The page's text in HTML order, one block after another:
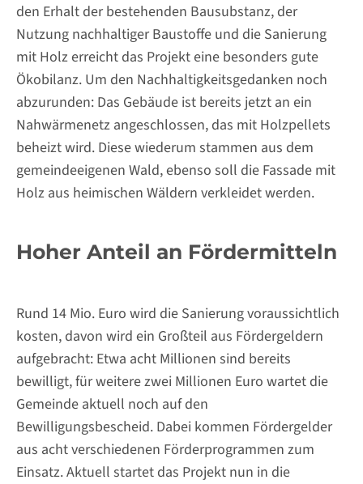
den Erhalt der bestehenden Bausubstanz, der
Nutzung nachhaltiger Baustoffe und die Sanierung
mit Holz erreicht das Projekt eine besonders gute
Ökobilanz. Um den Nachhaltigkeitsgedanken noch
abzurunden: Das Gebäude ist bereits jetzt an ein
Nahwärmenetz angeschlossen, das mit Holzpellets
beheizt wird. Diese wiederum stammen aus dem
gemeindeeigenen Wald, ebenso soll die Fassade mit
Holz aus heimischen Wäldern verkleidet werden.
Hoher Anteil an Fördermitteln
Rund 14 Mio. Euro wird die Sanierung voraussichtlich
kosten, davon wird ein Großteil aus Fördergeldern
aufgebracht: Etwa acht Millionen sind bereits
bewilligt, für weitere zwei Millionen Euro wartet die
Gemeinde aktuell noch auf den
Bewilligungsbescheid. Dabei kommen Fördergelder
aus acht verschiedenen Förderprogrammen zum
Einsatz. Aktuell startet das Projekt nun in die